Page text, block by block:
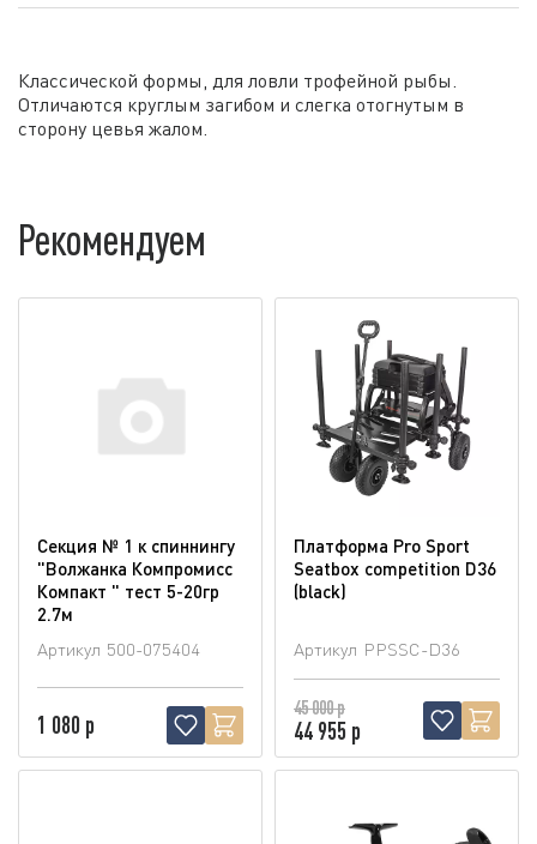
Классической формы, для ловли трофейной рыбы.
Отличаются круглым загибом и слегка отогнутым в
сторону цевья жалом.
Рекомендуем
Секция № 1 к спиннингу
"Волжанка Компромисс
Компакт " тест 5-20гр
2.7м
Артикул 500-075404
1 080 р
Платформа Pro Sport
Seatbox competition D36
(blaсk)
Артикул PPSSC-D36
45 000 р
44 955 р